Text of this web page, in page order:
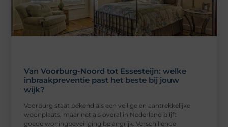
Van Voorburg-Noord tot Essesteijn: welke
inbraakpreventie past het beste bij jouw
wijk?
Voorburg staat bekend als een veilige en aantrekkelijke
woonplaats, maar net als overal in Nederland blijft
goede woningbeveiliging belangrijk. Verschillende